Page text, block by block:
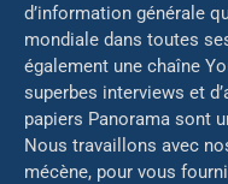
d’information générale
mondiale dans toutes
également une chaîne
superbes interviews et
papiers Panorama sont
Nous travaillons avec
mécène, pour vous